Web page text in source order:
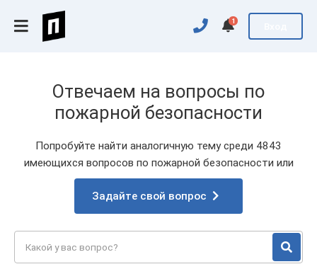
1
Отвечаем на вопросы по
пожарной безопасности
Попробуйте найти аналогичную тему среди 4843
имеющихся вопросов по пожарной безопасности или
Задайте свой вопрос